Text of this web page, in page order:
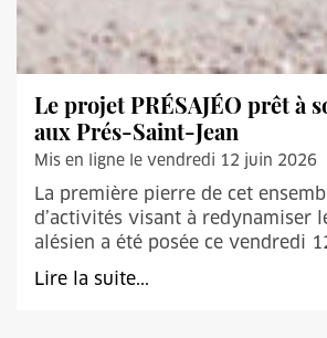
Le projet PRÉSAJÉO prêt à
aux Prés-Saint-Jean
Mis en ligne le vendredi 12 juin 2026
La première pierre de cet
d’activités visant à redynamiser
alésien a été posée ce vendredi
Lire la suite...